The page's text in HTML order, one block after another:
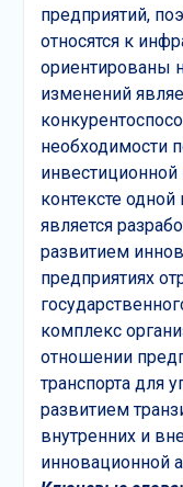
предприятий,
относятся к
ориентированы
изменений
необходимости
инвестиционной
контексте
является
развитием
предприятиях
комплекс
отношении
транспорта для
развитием
внутренних и
инновационной